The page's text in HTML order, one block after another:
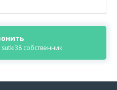
собственник